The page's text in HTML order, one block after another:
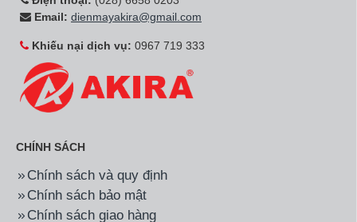
Hãng: Casper Mã SP: TD-E82VG1